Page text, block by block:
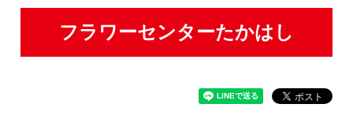
フラワーセンターたかはし